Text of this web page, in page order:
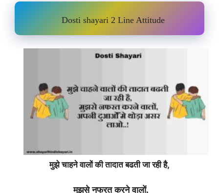
Dosti shayari 2 Line Attitude
मुझे चाहने वालों की तादात बढती जा रही है,
मुझसे नफरत करने वालों,